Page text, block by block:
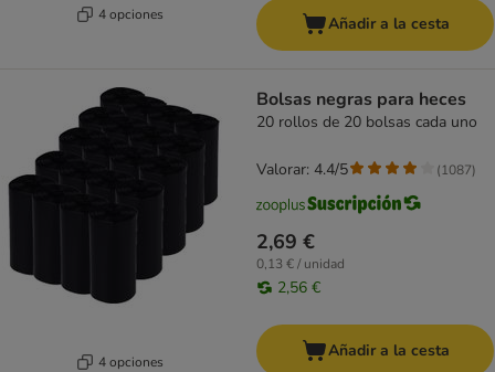
4 opciones Añadir a la cesta
4 opciones
Bolsas negras para heces
20 rollos de 20 bolsas cada uno
2,69 €
0,13 € / unidad
2,56 €
Valorar: 4.4/5 (1087)
Añadir a la cesta